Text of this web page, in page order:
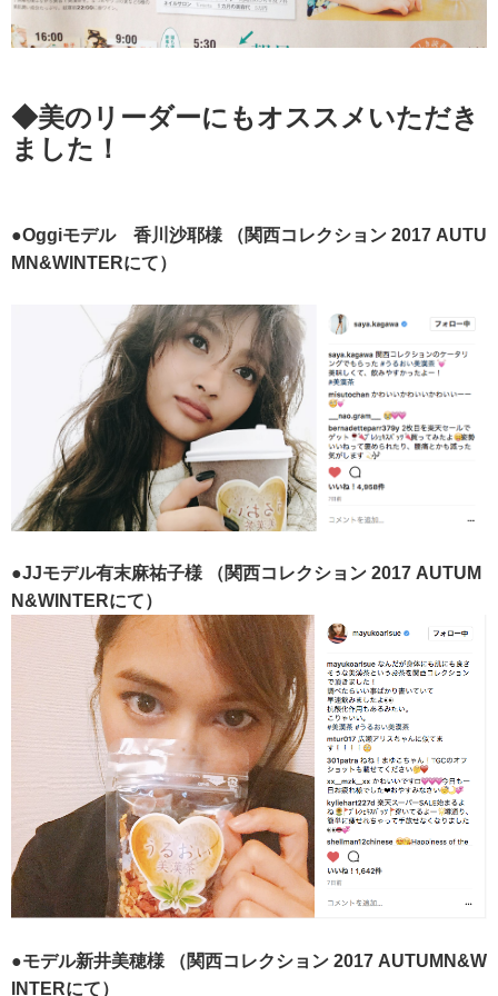
◆美のリーダーにもオススメいただき
ました！
●Oggiモデル 香川沙耶様
（関西コレクション 2017 AUTU
MN&WINTERにて）
●JJモデル有末麻祐子様
（関西コレクション 2017 AUTUM
N&WINTERにて）
●モデル新井美穂様
（関西コレクション 2017 AUTUMN&W
INTERにて）